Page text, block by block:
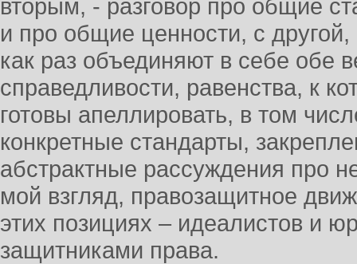
вторым, - разговор про общие
и про общие ценности, с
как раз объединяют в себе обе
справедливости, равенства, к
готовы апеллировать, в том
конкретные стандарты,
абстрактные рассуждения про
мой взгляд, правозащитное
этих позициях – идеалистов и
защитниками права.